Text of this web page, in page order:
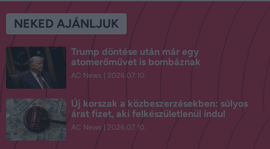
NEKED AJÁNLJUK
Trump döntése után már egy
atomerőművet is bombáznak
AC News 2026.07.10.
Új korszak a közbeszerzésekben: súlyos
árat fizet, aki felkészületlenül indul
AC News 2026.07.10.